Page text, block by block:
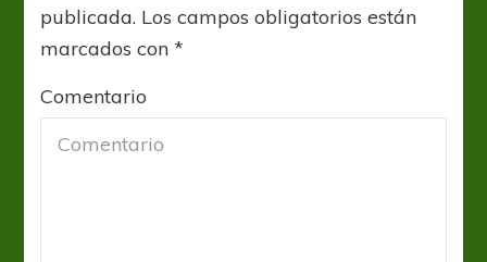
publicada. Los campos obligatorios están
marcados con*
Comentario